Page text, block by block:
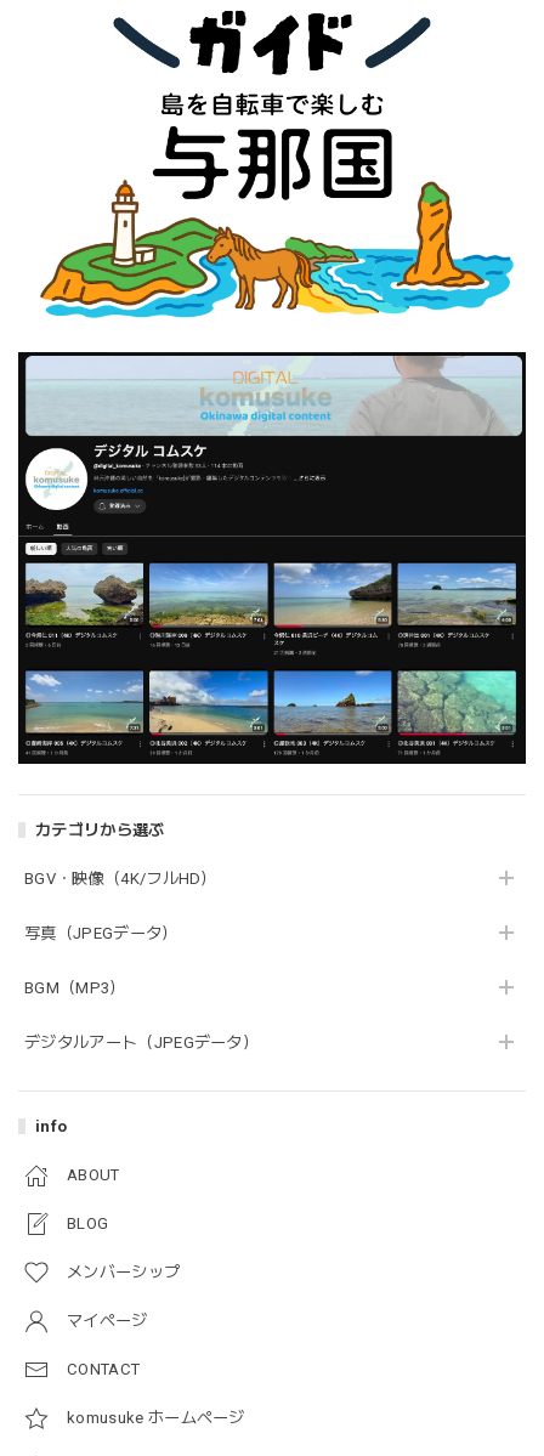
カテゴリから選ぶ
BGV・映像（4K/フルHD）
写真（JPEGデータ）
BGM（MP3）
デジタルアート（JPEGデータ）
info
ABOUT
BLOG
メンバーシップ
マイページ
CONTACT
komusuke ホームページ